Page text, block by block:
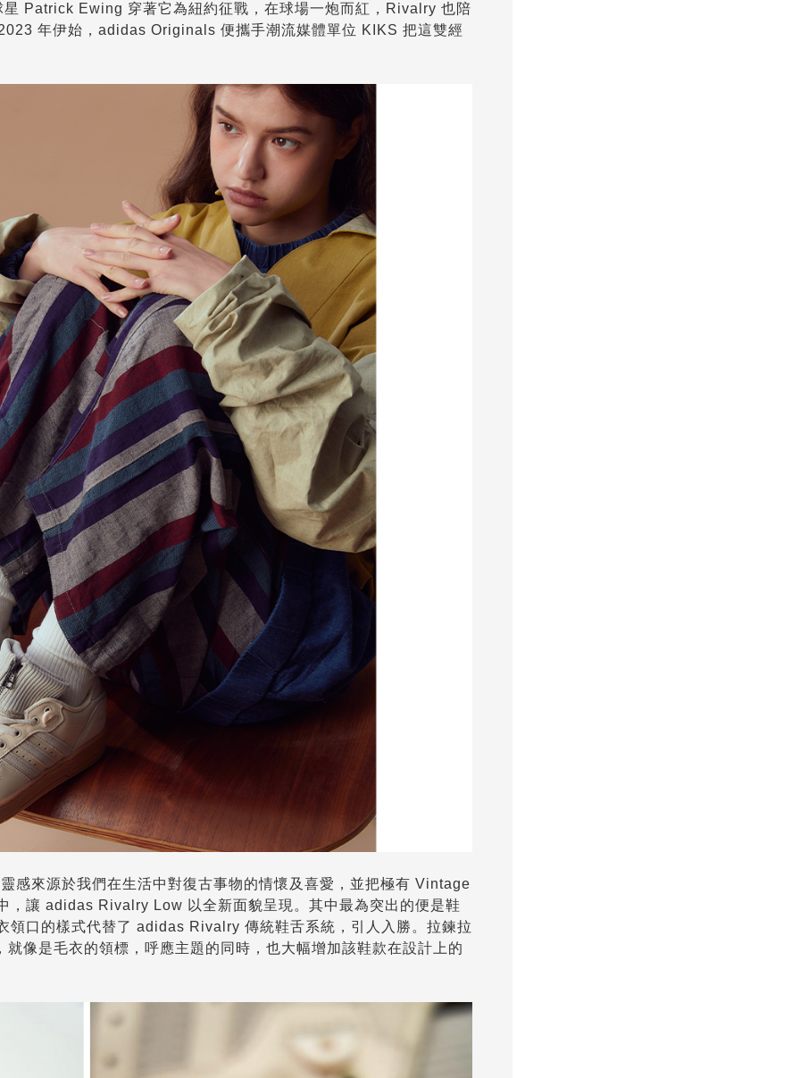
Patrick Ewing 穿著它為紐約征戰，在球場一炮而紅，Rivalry 也陪
年伊始，adidas Originals 便攜手潮流媒體單位 KIKS 把這雙經
感來源於我們在生活中對復古事物的情懷及喜愛，並把極有 Vintage
，讓 adidas Rivalry Low 以全新面貌呈現。其中最為突出的便是鞋
領口的樣式代替了 adidas Rivalry 傳統鞋舌系統，引人入勝。拉鍊拉
像是毛衣的領標，呼應主題的同時，也大幅增加該鞋款在設計上的